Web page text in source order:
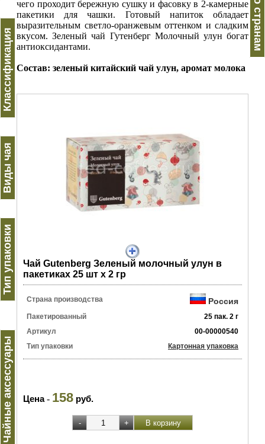
Классификация
Виды чая
Тип упаковки
Чайные аксессуары
чего проходит бережную сушку и фасовку в 2-камерные
пакетики для чашки. Готовый напиток обладает
выразительным светло-оранжевым оттенком и сладким
вкусом. Зеленый чай Гутенберг Молочный улун богат
антиоксидантами.
Состав: зеленый китайский чай улун, аромат молока
Чай Gutenberg Зеленый молочный улун в
пакетиках 25 шт х 2 гр
Страна производства Россия
Пакетированный
25 пак. 2 г
Артикул
00-00000540
Тип упаковки
Картонная упаковка
Цена- 158 руб.